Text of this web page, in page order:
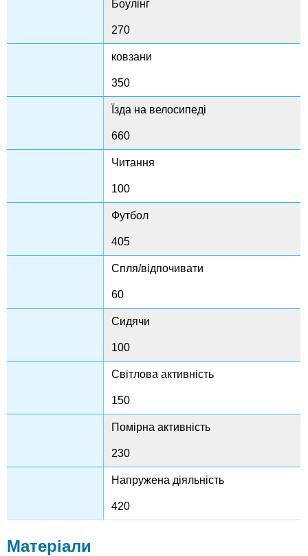
Боулінг
270
ковзани
350
Їзда на велосипеді
660
Читання
100
Футбол
405
Спля/відпочивати
60
Сидячи
100
Світлова активність
150
Помірна активність
230
Напружена діяльність
420
Матеріали